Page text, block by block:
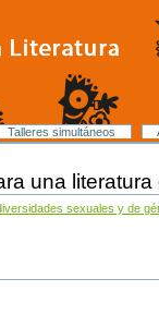
Talleres simultáneos
una
sexuales y de